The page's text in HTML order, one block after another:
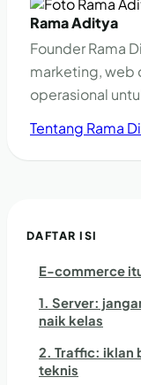
Rama Aditya
Founder Rama
marketing, web
operasional
Tentang Rama
DAFTAR ISI
E-commerce
1. Server:
naik kelas
2. Traffic: iklan
teknis